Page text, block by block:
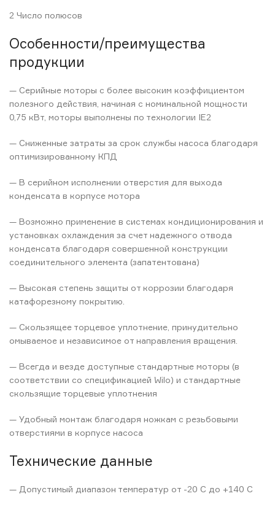
2 Число полюсов
Особенности/преимущества
продукции
— Серийные моторы с более высоким коэффициентом
полезного действия, начиная с номинальной мощности
0,75 кВт, моторы выполнены по технологии IE2
— Сниженные затраты за срок службы насоса благодаря
оптимизированному КПД
— В серийном исполнении отверстия для выхода
конденсата в корпусе мотора
— Возможно применение в системах кондиционирования и
установках охлаждения за счет надежного отвода
конденсата благодаря совершенной конструкции
соединительного элемента (запатентована)
— Высокая степень защиты от коррозии благодаря
катафорезному покрытию.
— Скользящее торцевое уплотнение, принудительно
омываемое и независимое от направления вращения.
— Всегда и везде доступные стандартные моторы (в
соответствии со спецификацией Wilo) и стандартные
скользящие торцевые уплотнения
— Удобный монтаж благодаря ножкам с резьбовыми
отверстиями в корпусе насоса
Технические данные
— Допустимый диапазон температур от -20 C до +140 C